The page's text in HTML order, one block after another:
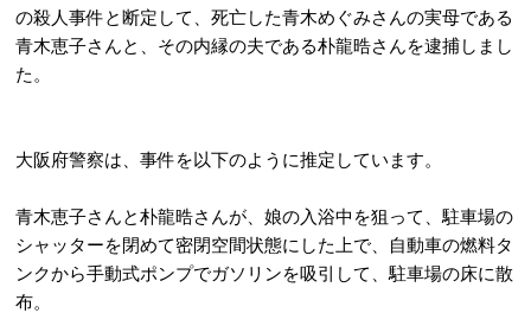
の殺人事件と断定して、死亡した青木めぐみさんの実母である
青木恵子さんと、その内縁の夫である朴龍晧さんを逮捕しまし
た。
大阪府警察は、事件を以下のように推定しています。
青木恵子さんと朴龍晧さんが、娘の入浴中を狙って、駐車場の
シャッターを閉めて密閉空間状態にした上で、自動車の燃料タ
ンクから手動式ポンプでガソリンを吸引して、駐車場の床に散
布。